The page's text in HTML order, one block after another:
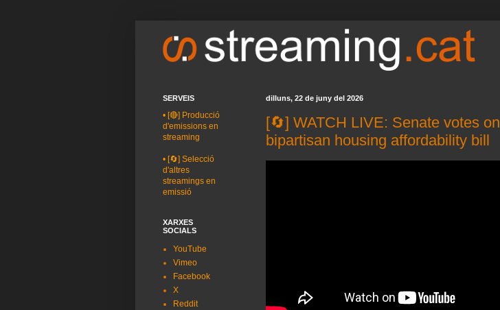
dilluns, 22 de juny del 2026
[🔄] WATCH LIVE: Senate votes on
bipartisan housing affordability bill
SERVEIS
• [🔴] Producció
d'emissions en
streaming
• [🔄] Selecció
d'altres
streamings en
emissió
XARXES
SOCIALS
YouTube
Vimeo
Facebook
X
Reddit